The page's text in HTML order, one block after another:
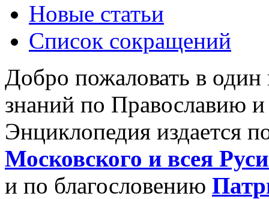
Новые статьи
Список сокращений
Добро пожаловать в
знаний по Православию
Энциклопедия издается
Московского и всея
и по благословению